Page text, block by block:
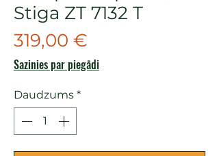
Stiga ZT 7132 T
319,00 €
Sazinies par piegādi
Daudzums *